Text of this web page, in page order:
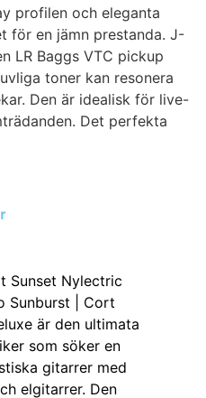
profilen och eleganta
för en jämn prestanda. J-
LR Baggs VTC pickup
toner kan resonera
Den är idealisk för live-
Det perfekta